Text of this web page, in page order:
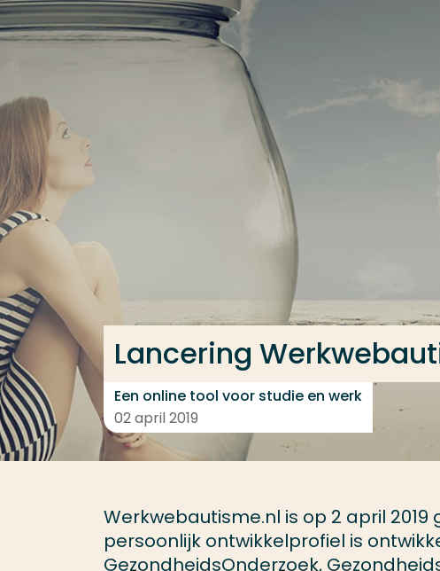
Ga direct naar de content
Lancering
Een online tool voor studie en werk
02 april 2019
Werkwebautisme.nl is op 2 april
persoonlijk ontwikkelprofiel is
GezondheidsOnderzoek,